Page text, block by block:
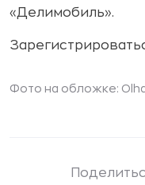
«Делимобиль».
Фото на обложке: